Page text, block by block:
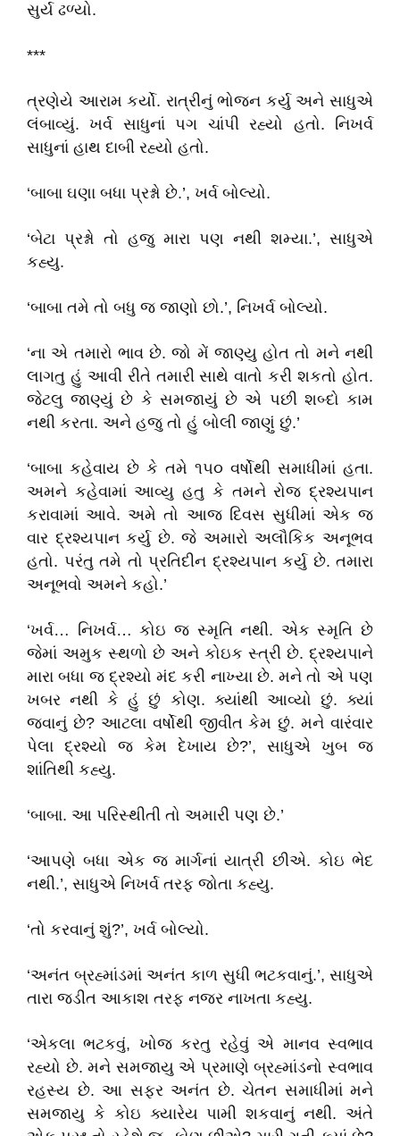
સુર્ય ઢળ્યો.
***
ત્રણેયે આરામ કર્યો. રાત્રીનું ભોજન કર્યુ અને સાધુએ
લંબાવ્યું. ખર્વ સાધુનાં પગ ચાંપી રહ્યો હતો. નિખર્વ
સાધુનાં હાથ દાબી રહ્યો હતો.
‘બાબા ઘણા બધા પ્રશ્નો છે.’, ખર્વ બોલ્યો.
‘બેટા પ્રશ્નો તો હજુ મારા પણ નથી શમ્યા.’, સાધુએ
કહ્યુ.
‘બાબા તમે તો બધુ જ જાણો છો.’, નિખર્વ બોલ્યો.
‘ના એ તમારો ભાવ છે. જો મેં જાણ્યુ હોત તો મને નથી
લાગતુ હું આવી રીતે તમારી સાથે વાતો કરી શકતો હોત.
જેટલુ જાણ્યું છે કે સમજાયું છે એ પછી શબ્દો કામ
નથી કરતા. અને હજુ તો હું બોલી જાણું છું.’
‘બાબા કહેવાય છે કે તમે ૧૫૦ વર્ષોથી સમાધીમાં હતા.
અમને કહેવામાં આવ્યુ હતુ કે તમને રોજ દ્રશ્યપાન
કરાવામાં આવે. અમે તો આજ દિવસ સુધીમાં એક જ
વાર દ્રશ્યપાન કર્યુ છે. જે અમારો અલૌકિક અનૂભવ
હતો. પરંતુ તમે તો પ્રતિદીન દ્રશ્યપાન કર્યુ છે. તમારા
અનૂભવો અમને કહો.’
‘ખર્વ… નિખર્વ… કોઇ જ સ્મૃતિ નથી. એક સ્મૃતિ છે
જેમાં અમુક સ્થળો છે અને કોઇક સ્ત્રી છે. દ્રશ્યપાને
મારા બધા જ દ્રશ્યો મંદ કરી નાખ્યા છે. મને તો એ પણ
ખબર નથી કે હું છું કોણ. ક્યાંથી આવ્યો છું. ક્યાં
જવાનું છે? આટલા વર્ષોથી જીવીત કેમ છું. મને વારંવાર
પેલા દ્રશ્યો જ કેમ દેખાય છે?’, સાધુએ ખુબ જ
શાંતિથી કહ્યુ.
‘બાબા. આ પરિસ્થીતી તો અમારી પણ છે.’
‘આપણે બધા એક જ માર્ગનાં યાત્રી છીએ. કોઇ ભેદ
નથી.’, સાધુએ નિખર્વ તરફ જોતા કહ્યુ.
‘તો કરવાનું શું?’, ખર્વ બોલ્યો.
‘અનંત બ્રહ્માંડમાં અનંત કાળ સુધી ભટકવાનું.’, સાધુએ
તારા જડીત આકાશ તરફ નજર નાખતા કહ્યુ.
‘એકલા ભટકવું, ખોજ કરતુ રહેવું એ માનવ સ્વભાવ
રહ્યો છે. મને સમજાયુ એ પ્રમાણે બ્રહ્માંડનો સ્વભાવ
રહસ્ય છે. આ સફર અનંત છે. ચેતન સમાધીમાં મને
સમજાયુ કે કોઇ ક્યારેય પામી શકવાનું નથી. અંતે